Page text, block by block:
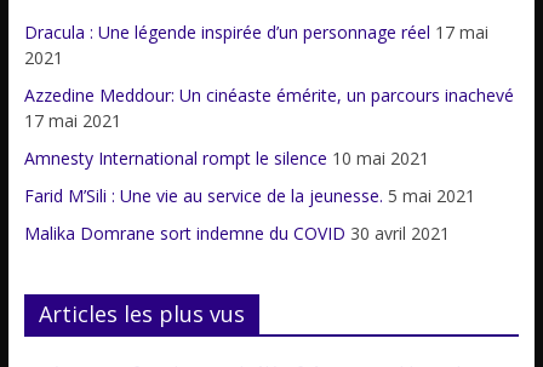
Dracula : Une légende inspirée d’un personnage réel 17 mai
2021
Azzedine Meddour: Un cinéaste émérite, un parcours inachevé
17 mai 2021
Amnesty International rompt le silence 10 mai 2021
Farid M’Sili : Une vie au service de la jeunesse. 5 mai 2021
Malika Domrane sort indemne du COVID 30 avril 2021
Articles les plus vus